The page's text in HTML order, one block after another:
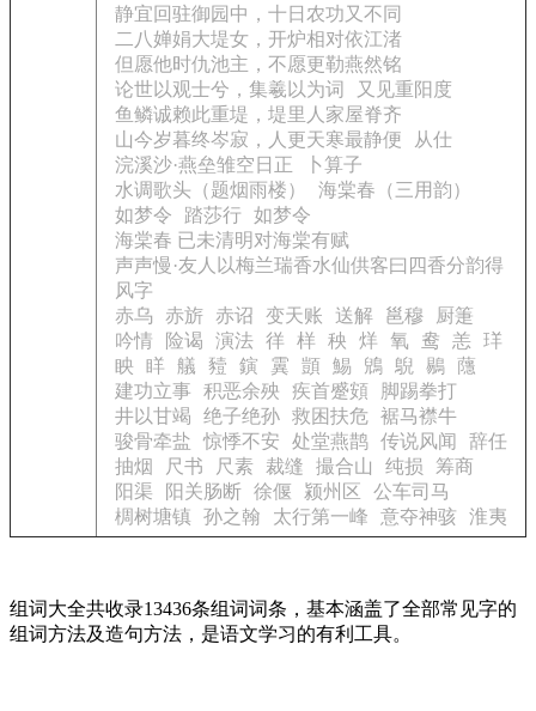
静宜回驻御园中，十日农功又不同
二八婵娟大堤女，开炉相对依江渚
但愿他时仇池主，不愿更勒燕然铭
论世以观士兮，集羲以为词
又见重阳度
鱼鳞诚赖此重堤，堤里人家屋脊齐
山今岁暮终岑寂，人更天寒最静便
从仕
浣溪沙·燕垒雏空日正
卜算子
水调歌头（题烟雨楼）
海棠春（三用韵）
如梦令
踏莎行
如梦令
海棠春 已未清明对海棠有赋
声声慢·友人以梅兰瑞香水仙供客曰四香分韵得
风字
赤乌
赤旂 赤诏 变天账 送解 邕穆
厨箑
吟情
险谒 演法 徉 样 秧 烊 氧 鸯 恙 珜
眏 眻 艤 豷 鏔 霬 顗 鯣 鶂 鶃 鶍 蘟
建功立事
积恶余殃 疾首蹙頞
脚踢拳打
井以甘竭
绝子绝孙 救困扶危 裾马襟牛
骏骨牵盐
惊悸不安 处堂燕鹊 传说风闻
辞任
抽烟
尺书 尺素 裁缝 撮合山 纯损
筹商
阳渠
阳关肠断 徐偃 颍州区
公车司马
椆树塘镇 孙之翰 太行第一峰 意夺神骇 淮夷
组词大全共收录13436条组词词条，基本涵盖了全部常见字的
组词方法及造句方法，是语文学习的有利工具。